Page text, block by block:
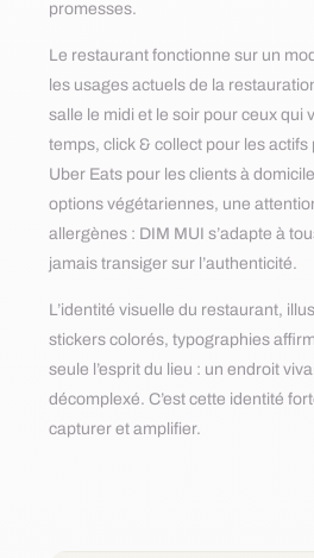
promesses.
Le restaurant fonctionne sur un
les usages actuels de la
salle le midi et le soir pour ceux qui
temps, click & collect pour les
Uber Eats pour les clients à
options végétariennes, une
allergènes : DIM MUI s’adapte à
jamais transiger sur l’authenticité.
L’identité visuelle du restaurant,
stickers colorés, typographies
seule l’esprit du lieu : un endroit
décomplexé. C’est cette identité
capturer et amplifier.